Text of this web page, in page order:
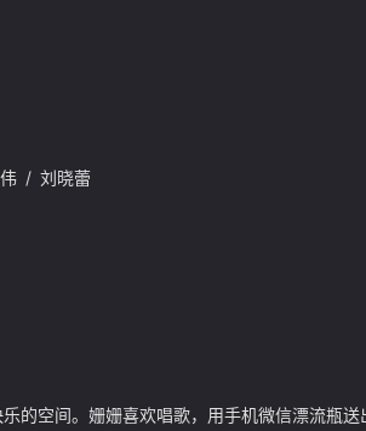
/ 刘晓蕾
的空间。姗姗喜欢唱歌，用手机微信漂流